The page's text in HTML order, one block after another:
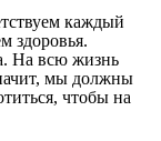
каждый
здоровья.
На всю жизнь
мы должны
чтобы на